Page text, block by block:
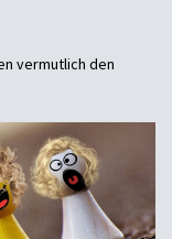
vermutlich den